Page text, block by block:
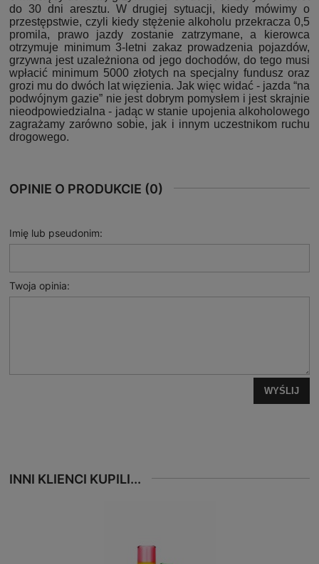
do 30 dni aresztu. W drugiej sytuacji, kiedy mówimy o
przestępstwie, czyli kiedy stężenie alkoholu przekracza 0,5
promila, prawo jazdy zostanie zatrzymane, a kierowca
otrzymuje minimum 3-letni zakaz prowadzenia pojazdów,
grzywna jest uzależniona od jego dochodów, do tego musi
wpłacić minimum 5000 złotych na specjalny fundusz oraz
grozi mu do dwóch lat więzienia. Jak więc widać - jazda “na
podwójnym gazie” nie jest dobrym pomysłem i jest skrajnie
nieodpowiedzialna - jadąc w stanie upojenia alkoholowego
zagrażamy zarówno sobie, jak i innym uczestnikom ruchu
drogowego.
OPINIE O PRODUKCIE (0)
Imię lub pseudonim:
Twoja opinia:
WYŚLIJ
INNI KLIENCI KUPILI...